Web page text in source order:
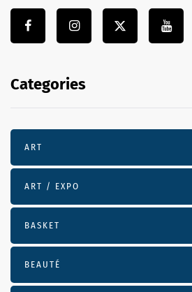
Categories
ART
ART / EXPO
BASKET
BEAUTÉ